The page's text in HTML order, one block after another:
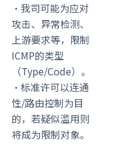
·我司可能为应对
攻击、异常检测、
上游要求等，限制
ICMP的类型
（Type/Code）。
·标准许可以连通
性/路由控制为目
的，若疑似滥用则
将成为限制对象。